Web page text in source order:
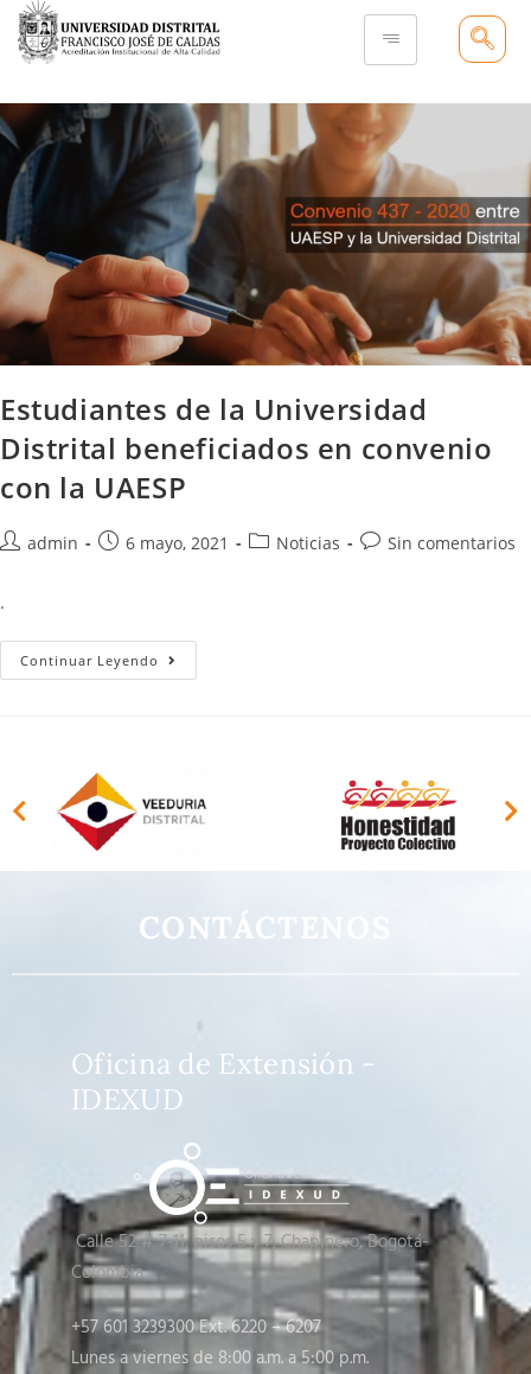
Estudiantes de la Universidad
Distrital beneficiados en convenio
con la UAESP
admin 6 mayo, 2021 Noticias Sin comentarios
.
Continuar Leyendo
CONTÁCTENOS
Oficina de Extensión -
IDEXUD
Calle 52 # 7-11, pisos 5 y 7, Chapinero, Bogotá-
Colombia
+57 601 3239300 Ext. 6220 – 6207
Lunes a viernes de 8:00 a.m. a 5:00 p.m.